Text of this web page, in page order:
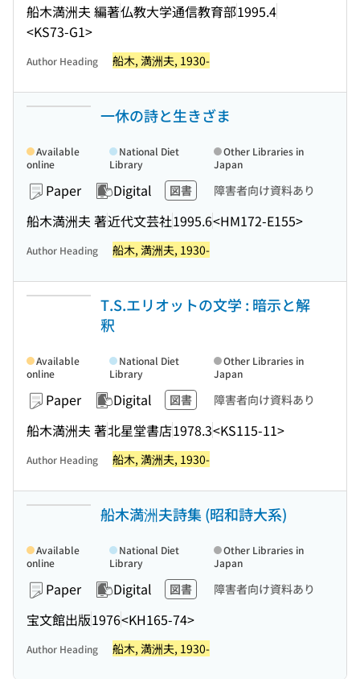
船木満洲夫 編著仏教大学通信教育部1995.4
<KS73-G1>
Author Heading 船木, 満洲夫, 1930-
一休の詩と生きざま
Paper Digital 図書 障害者向け資料あり
船木満洲夫 著近代文芸社1995.6<HM172-E155>
Available
online
National Diet
Library
Other Libraries in
Japan
Author Heading 船木, 満洲夫, 1930-
T.S.エリオットの文学 : 暗示と解
釈
Paper Digital 図書 障害者向け資料あり
船木満洲夫 著北星堂書店1978.3<KS115-11>
Available
online
National Diet
Library
Other Libraries in
Japan
Author Heading 船木, 満洲夫, 1930-
船木満洲夫詩集 (昭和詩大系)
Paper Digital 図書 障害者向け資料あり
宝文館出版1976<KH165-74>
Available
online
National Diet
Library
Other Libraries in
Japan
Author Heading 船木, 満洲夫, 1930-